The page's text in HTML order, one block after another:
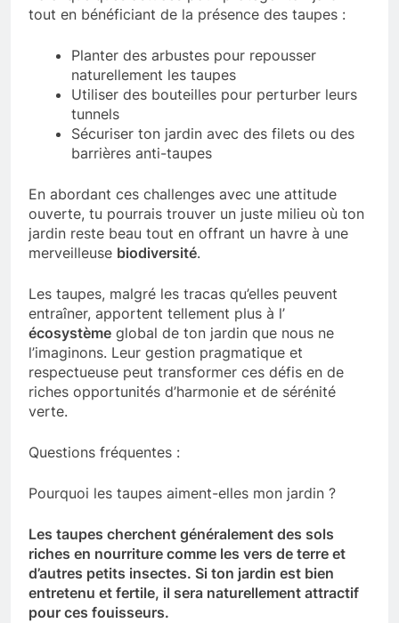
tout en bénéficiant de la présence des taupes :
Planter des arbustes pour repousser
naturellement les taupes
Utiliser des bouteilles pour perturber leurs
tunnels
Sécuriser ton jardin avec des filets ou des
barrières anti-taupes
En abordant ces challenges avec une attitude
ouverte, tu pourrais trouver un juste milieu où ton
jardin reste beau tout en offrant un havre à une
merveilleuse biodiversité.
Les taupes, malgré les tracas qu’elles peuvent
entraîner, apportent tellement plus à l’
écosystème global de ton jardin que nous ne
l’imaginons. Leur gestion pragmatique et
respectueuse peut transformer ces défis en de
riches opportunités d’harmonie et de sérénité
verte.
Questions fréquentes :
Pourquoi les taupes aiment-elles mon jardin ?
Les taupes cherchent généralement des sols
riches en nourriture comme les vers de terre et
d’autres petits insectes. Si ton jardin est bien
entretenu et fertile, il sera naturellement attractif
pour ces fouisseurs.